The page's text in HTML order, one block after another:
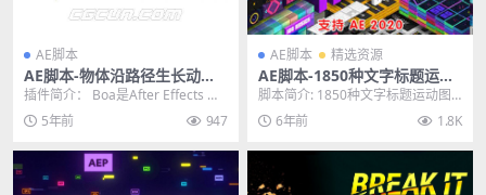
AE脚本
AE脚本-物体沿路径生长动画
脚本 Aescripts BAO Boa v1.
4.8 Win/Mac
插件简介： Boa是After Effects 的
插件，用于沿蒙版路径扭曲图
层。...5年前 947
AE脚本 精选资源
AE脚本-1850种文字标题运动
图形背景预设MG动画元素脚
本 v2019 Win/Mac
脚本简介: 1850种文字标题运动图
形背景预设MG动画元素AE脚本 v2
019，...
6年前 1.8K